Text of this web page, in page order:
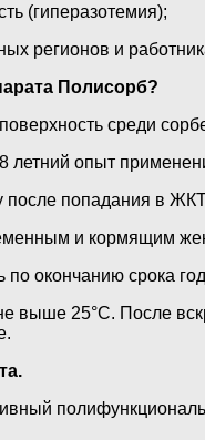
(гиперазотемия);
регионов и
Полисорб?
среди
опыт
попадания в
и кормящим
по окончанию срока
выше 25°С. После